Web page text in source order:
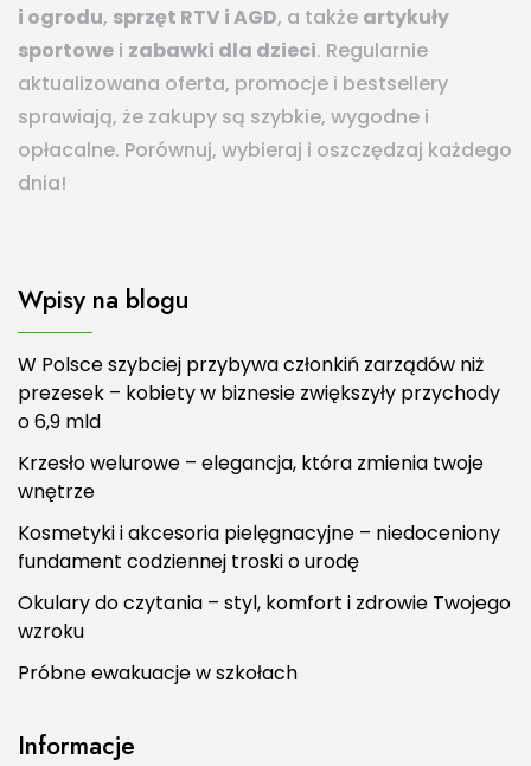
i ogrodu, sprzęt RTV i AGD, a także artykuły
sportowe i zabawki dla dzieci. Regularnie
aktualizowana oferta, promocje i bestsellery
sprawiają, że zakupy są szybkie, wygodne i
opłacalne. Porównuj, wybieraj i oszczędzaj każdego
dnia!
Wpisy na blogu
W Polsce szybciej przybywa członkiń zarządów niż
prezesek – kobiety w biznesie zwiększyły przychody
o 6,9 mld
Krzesło welurowe – elegancja, która zmienia twoje
wnętrze
Kosmetyki i akcesoria pielęgnacyjne – niedoceniony
fundament codziennej troski o urodę
Okulary do czytania – styl, komfort i zdrowie Twojego
wzroku
Próbne ewakuacje w szkołach
Informacje